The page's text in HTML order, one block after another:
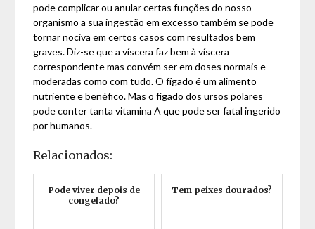
pode complicar ou anular certas funções do nosso
organismo a sua ingestão em excesso também se pode
tornar nociva em certos casos com resultados bem
graves. Diz-se que a víscera faz bem à víscera
correspondente mas convém ser em doses normais e
moderadas como com tudo. O fígado é um alimento
nutriente e benéfico. Mas o fígado dos ursos polares
pode conter tanta vitamina A que pode ser fatal ingerido
por humanos.
Relacionados:
Pode viver depois de
congelado?
Tem peixes dourados?